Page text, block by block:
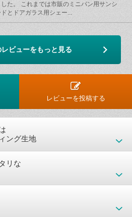
た。 これまでは市販のミニバン用サンシ
ドとドアガラス用シェー...
ビューをもっと見る
レビューを投稿する
ング生地
リな